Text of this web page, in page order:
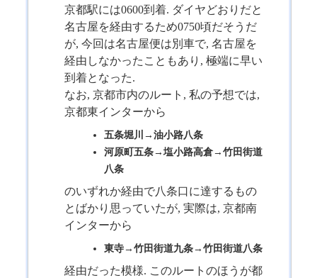
京都駅には0600到着. ダイヤどおりだと
名古屋を経由するため0750頃だそうだ
が, 今回は名古屋便は別車で, 名古屋を
経由しなかったこともあり, 極端に早い
到着となった.
なお, 京都市内のルート, 私の予想では,
京都東インターから
五条堀川→油小路八条
河原町五条→塩小路高倉→竹田街道
八条
のいずれか経由で八条口に達するもの
とばかり思っていたが, 実際は, 京都南
インターから
東寺→竹田街道九条→竹田街道八条
経由だった模様. このルートのほうが都